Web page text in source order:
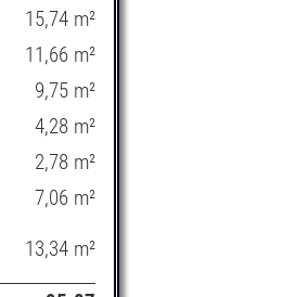
15,74 m²
11,66 m²
9,75 m²
4,28 m²
2,78 m²
7,06 m²
13,34 m²